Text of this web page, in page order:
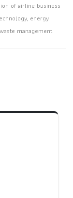
of airline business
energy
management.